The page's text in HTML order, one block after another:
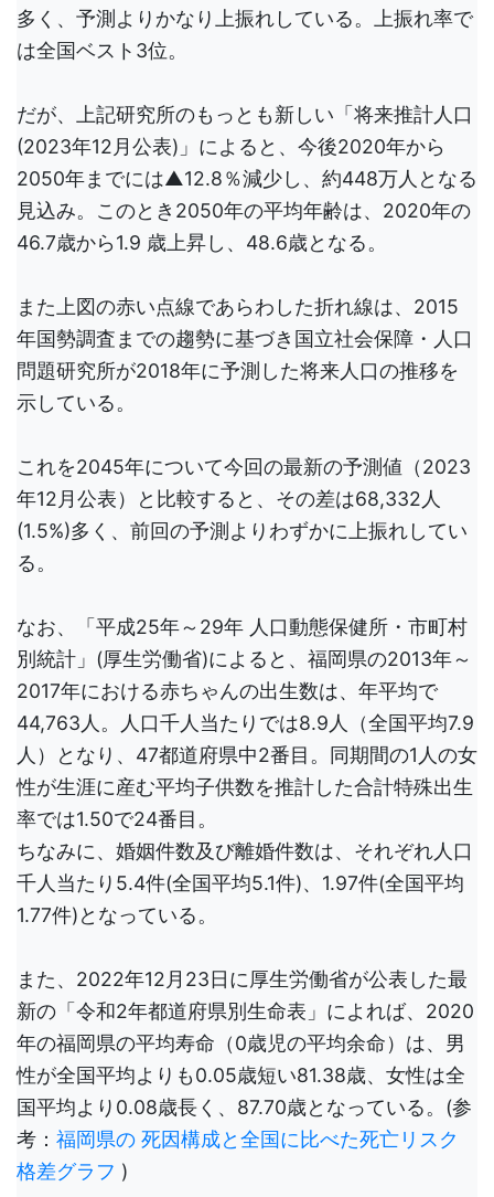
多く、予測よりかなり上振れしている。上振れ率で
は全国ベスト3位。
だが、上記研究所のもっとも新しい「将来推計人口
(2023年12月公表)」によると、今後2020年から
2050年までには▲12.8％減少し、約448万人となる
見込み。このとき2050年の平均年齢は、2020年の
46.7歳から1.9 歳上昇し、48.6歳となる。
また上図の赤い点線であらわした折れ線は、2015
年国勢調査までの趨勢に基づき国立社会保障・人口
問題研究所が2018年に予測した将来人口の推移を
示している。
これを2045年について今回の最新の予測値（2023
年12月公表）と比較すると、その差は68,332人
(1.5%)多く、前回の予測よりわずかに上振れしてい
る。
なお、「平成25年～29年 人口動態保健所・市町村
別統計」(厚生労働省)によると、福岡県の2013年～
2017年における赤ちゃんの出生数は、年平均で
44,763人。人口千人当たりでは8.9人（全国平均7.9
人）となり、47都道府県中2番目。同期間の1人の女
性が生涯に産む平均子供数を推計した合計特殊出生
率では1.50で24番目。
ちなみに、婚姻件数及び離婚件数は、それぞれ人口
千人当たり5.4件(全国平均5.1件)、1.97件(全国平均
1.77件)となっている。
また、2022年12月23日に厚生労働省が公表した最
新の「令和2年都道府県別生命表」によれば、2020
年の福岡県の平均寿命（0歳児の平均余命）は、男
性が全国平均よりも0.05歳短い81.38歳、女性は全
国平均より0.08歳長く、87.70歳となっている。(参
考： 福岡県の 死因構成と全国に比べた死亡リスク
格差グラフ )